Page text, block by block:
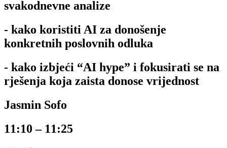
svakodnevne analize
- kako koristiti AI za donošenje
konkretnih poslovnih odluka
- kako izbjeći “AI hype” i fokusirati se na
rješenja koja zaista donose vrijednost
Jasmin Sofo
11:10 – 11:25